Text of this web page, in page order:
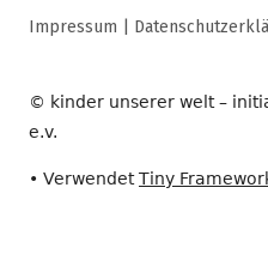
Impressum
© kinder unserer welt –
e.v.
• VerwendetTiny